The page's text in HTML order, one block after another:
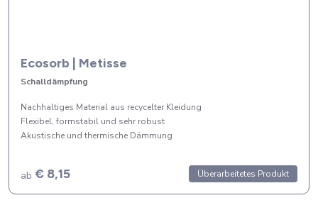
Ecosorb | Metisse
Schalldämpfung
Nachhaltiges Material aus recycelter Kleidung
Flexibel, formstabil und sehr robust
Akustische und thermische Dämmung
Überarbeitetes Produkt
ab € 8,15